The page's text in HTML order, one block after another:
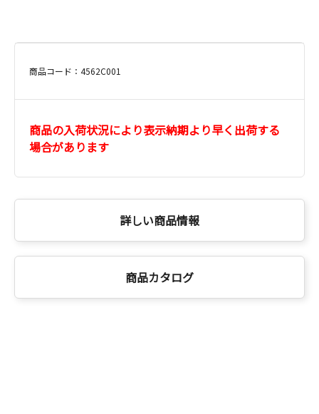
商品コード：4562C001
商品の入荷状況により表示納期より早く出荷する
場合があります
詳しい商品情報
商品カタログ